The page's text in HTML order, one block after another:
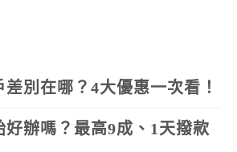
別在哪？4大優惠一次看！
好辦嗎？最高9成、1天撥款